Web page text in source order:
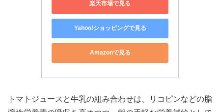
楽天市場で見る
Yahoo!ショッピングで見る
Amazonで見る
トマトジュースと牛乳の組み合わせは、リコピンなどの脂